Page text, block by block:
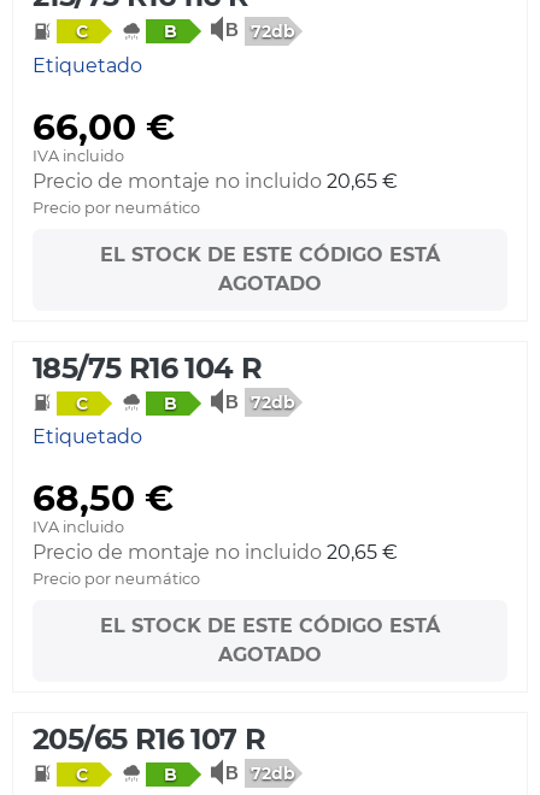
C B 72db
Etiquetado
66,00 €
IVA incluido
Precio de montaje no incluido 20,65 €
Precio por neumático
EL STOCK DE ESTE CÓDIGO ESTÁ
AGOTADO
185/75 R16 104 R
C B 72db
Etiquetado
68,50 €
IVA incluido
Precio de montaje no incluido 20,65 €
Precio por neumático
EL STOCK DE ESTE CÓDIGO ESTÁ
AGOTADO
205/65 R16 107 R
C B 72db